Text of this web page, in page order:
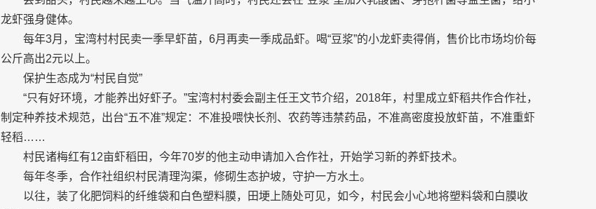
龙虾强身健体。
每年3月，宝湾村村民卖一季早虾苗，6月再卖一季成品虾。喝“豆浆”的小龙虾卖得俏，售价比市场均价每
公斤高出2元以上。
保护生态成为“村民自觉”
“只有好环境，才能养出好虾子。”宝湾村村委会副主任王文节介绍，2018年，村里成立虾稻共作合作社，
制定种养技术规范，出台“五不准”规定：不准投喂快长剂、农药等违禁药品，不准高密度投放虾苗，不准重虾
轻稻……
村民诸梅红有12亩虾稻田，今年70岁的他主动申请加入合作社，开始学习新的养虾技术。
每年冬季，合作社组织村民清理沟渠，修砌生态护坡，守护一方水土。
以往，装了化肥饲料的纤维袋和白色塑料膜，田埂上随处可见，如今，村民会小心地将塑料袋和白膜收